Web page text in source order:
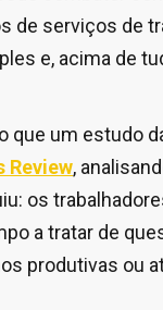
de serviços de
e, acima de
que um estudo
Review,
os
a tratar de
produtivas ou